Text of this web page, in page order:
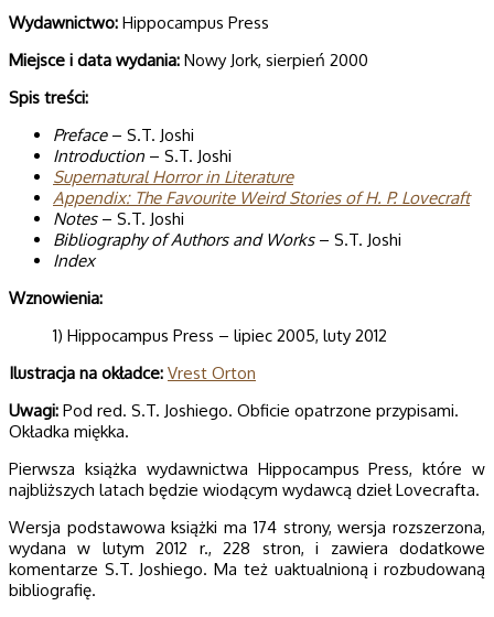
Wydawnictwo: Hippocampus Press
Miejsce i data wydania: Nowy Jork, sierpień 2000
Spis treści:
Preface– S.T. Joshi
Introduction – S.T. Joshi
Supernatural Horror in Literature
Appendix: The Favourite Weird Stories of H. P. Lovecraft
Notes– S.T. Joshi
Bibliography of Authors and Works– S.T. Joshi
Index
Wznowienia:
1) Hippocampus Press – lipiec 2005, luty 2012
Ilustracja na okładce: Vrest Orton
Uwagi: Pod red. S.T. Joshiego. Obficie opatrzone przypisami.
Okładka miękka.
Pierwsza książka wydawnictwa Hippocampus Press, które w
najbliższych latach będzie wiodącym wydawcą dzieł Lovecrafta.
Wersja podstawowa książki ma 174 strony, wersja rozszerzona,
wydana w lutym 2012 r., 228 stron, i zawiera dodatkowe
komentarze S.T. Joshiego. Ma też uaktualnioną i rozbudowaną
bibliografię.